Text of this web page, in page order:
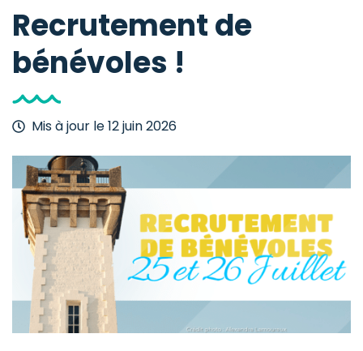
Recrutement de
bénévoles !
Mis à jour le12 juin 2026